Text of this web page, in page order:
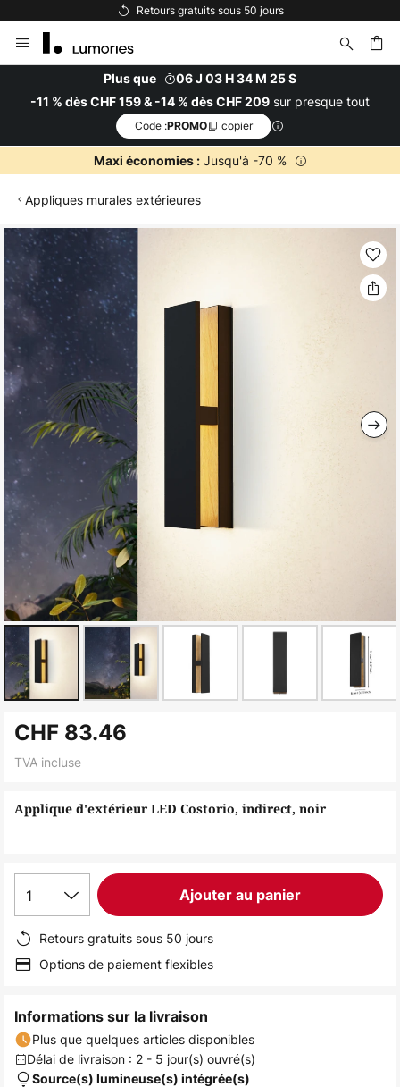
Options de paiement flexibles
Allez
au
Plus que
06 J 03 H 34 M 24 S
-11 % dès CHF 159 & -14 % dès CHF 209 sur presque tout
Code :PROMO copier
Maxi économies :Jusqu'à -70 %
Appliques murales extérieures
Skip
to
the
end
of
the
images
gallery
to
the
of
gallery
Applique d'extérieur LED Costorio, indirect, noir
CHF 83.46
TVA incluse
1 Ajouter au panier
Retours gratuits sous 50 jours
Options de paiement flexibles
Informations sur la livraison
Plus que quelques articles disponibles
Délai de livraison : 2 - 5 jour(s) ouvré(s)
Source(s) lumineuse(s) intégrée(s)